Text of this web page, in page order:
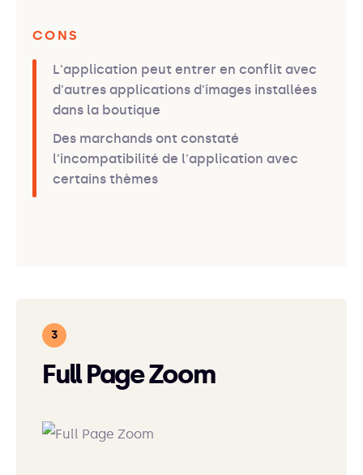
CONS
L'application peut entrer en conflit avec
d'autres applications d'images installées
dans la boutique
Des marchands ont constaté
l'incompatibilité de l'application avec
certains thèmes
Full Page Zoom